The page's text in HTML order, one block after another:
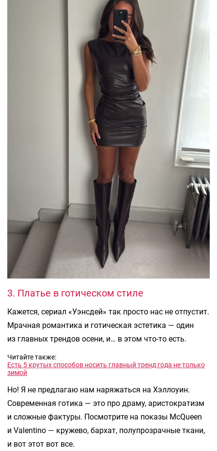
3. Платье в готическом стиле
Кажется, сериал «Уэнсдей» так просто нас не отпустит.
Мрачная романтика и готическая эстетика — один
из главных трендов осени, и… в этом что-то есть.
Читайте также:
Есть 5 крутых способов носить главный тренд года не только
зимой
Но! Я не предлагаю нам наряжаться на Хэллоуин.
Современная готика — это про драму, аристократизм
и сложные фактуры. Посмотрите на показы McQueen
и Valentino — кружево, бархат, полупрозрачные ткани,
и вот этот вот все.